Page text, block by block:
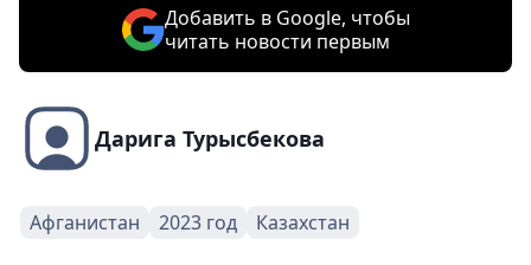
Добавить в Google, чтобы
читать новости первым
Дарига Турысбекова
Афганистан 2023 год Казахстан